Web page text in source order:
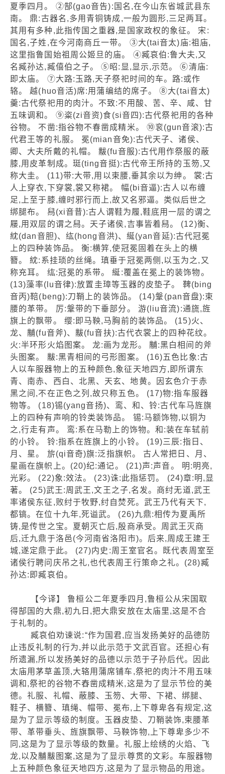
夏季四月。 ②郜(gao音告):国名,在今山东省城武县东
南。 鼎:古器名,多用青铜铸成,一般为圆形,三足两耳。
其用有多种,此指传国之重器,是国家政权的象征。 宋:
国名,子姓,在今河南商丘一带。 ③大(tai音太)庙:祖庙,
这里指鲁国始祖周公姬旦的庙。 ④臧哀伯:鲁大夫,又
名臧孙达,臧僖伯之子。 ⑤昭:显,显示,示范。 ⑥清庙:
即太庙。 ⑦大路:玉路,天子祭祀时间的车。路:或作
辂。 越(huo音活)席:用蒲编结的席子。 ⑧大(tai音太)
羹:古代祭祀用的肉汁。不致:不用酸、苦、辛、咸、甘
五味调和。 ⑨粢(zi音资)食(si音四):古代祭祀用的各种
谷物。 不凿:指谷物不春凿成精米。 ⑩衮(gun音滚):古
代君王等的礼服。 冕(mian音免):古代天子、诸侯、
卿、大夫所戴的礼帽。 黻(fu音服):古代用作祭服的蔽
膝,用皮革制成。珽(ting音挺):古代帝王所持的玉笏,又
称大圭。 (11)带:大带,用以束腰,垂其余以为绅。 裳:古
人上穿衣,下穿裳,裳又称裙。 幅(bi音逼):古人以布缠
足,上至于膝,缠时邪行而上,故又名邪逼。类似后世之
绑腿布。 舄(xi音昔):古人谓鞋为履,鞋底用一层的谓之
屦,用双层的谓之舄。天子诸侯,吉事皆着舄。 (12)衡、
紞(dan音胆)、纮(hong音洪)、綖(yan音延):古代冠冕
上的四种装饰品。 衡:横笄,使冠冕固着在头上的横
簪。 紞:系挂琐的丝绳。瑱垂于冠冕两侧,以玉为之,又
称充耳。 纮:冠冕的系带。 綖:覆盖在冕上的装饰物。
(13)藻率(lu音律):放置圭璋等玉器的皮垫子。 鞞(bing
音丙)鞛(beng):刀鞘上的装饰品。 (14)鞶(pan音盘):束
腰的革带。 厉:鞶带的下垂部分。 游(liu音流):通旒,旌
旗上的飘带。 缨:即马鞅,马胸前的装饰品。 (15)火、
龙、黼(fu音斧)、黻(fu音扶):古代衣裳上的四种花纹。
火:半环形火焰图案。 龙:画为龙形。 黼:黑白相间的斧
头图案。 黻:黑青相间的弓形图案。 (16)五色比象:古
人以车服器物上的五种颜色,象征天地四方,即所谓东
青、南赤、西白、北黑、天玄、地黄。因玄色介于赤
黑之间,不在正色之列,故只称五色。 (17)物:指车服器
物等。 (18)锡(yang音扬)、鸾、和、铃:古代车马旌旗
上的四种有声响的铃类装饰品。 锡:马额饰物,以铜为
之,行走有声。 鸾:系在马勒上的饰物。和:装在车轼前
的小铃。 铃:指系在旌旗上的小铃。 (19)三辰:指日、
月、星。 旂(qi音奇)旗:泛指旗帜。 古人常把日、月、
星画在旗帜上。(20)纪:通记。 (21)声:声音。 明:明亮,
光彩。 (22)象:效法。 (23)诛:此指惩罚。 (24)章:明,显
著。 (25)武王:周武王,文王之子,名发。商纣无道,武王
率诸侯东征,败纣于牧野,纣自焚死。武王乃代有天下,
都镐。在位十九年,死谥武。 (26)九鼎:相传为夏禹所
铸,是传世之宝。夏朝灭亡后,殷商承受。周武王灭商
后,迁九鼎于洛邑(今河南省洛阳市)。后来,周成王建王
城,遂定鼎于此。 (27)内史:周王室官名。既代表周室至
诸侯行聘问庆吊之礼,也代表周王行策命之礼。(28)臧
孙达:即臧哀伯。
【今译】 鲁桓公二年夏季四月,鲁桓公从宋国取
得郜国的大鼎,初九日,把大鼎安放在太庙里,这是不合
于礼制的。
臧哀伯劝谏说:“作为国君,应当发扬美好的品德防
止违反礼制的行为,并以此示范于文武百官。还担心有
所遗漏,所以发扬美好的品德以示范于子孙后代。因此
太庙用茅草盖顶,大辂用蒲席铺车,祭祀的肉汁不用五味
调和,祭祀的谷物不舂凿成精米,这是为了显示节俭的美
德。礼服、礼帽、蔽膝、玉笏、大带、下裙、绑腿、
鞋子、横簪、瑱绳、帽带、冕布,上下尊卑各有规定,这
是为了显示等级的制度。玉器皮垫、刀鞘装饰,束腰革
带、革带垂头、旌旗飘带、马鞅饰物,上下尊卑多少不
同,这是为了显示等级的数量。礼服上绘绣的火焰、飞
龙,以及黼黻图案,这是为了显示尊贯的文彩。车服器物
上五种颜色象征天地四方,这是为了显示物品的用途。